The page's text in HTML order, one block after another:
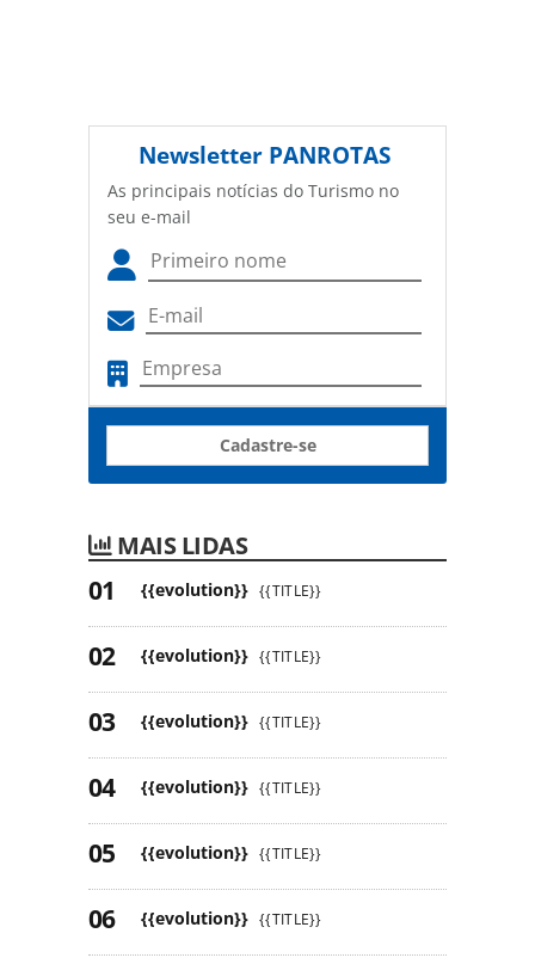
Newsletter PANROTAS
As principais notícias do Turismo no
seu e-mail
Cadastre-se
MAIS LIDAS
{{evolution}} {{TITLE}}
{{evolution}} {{TITLE}}
{{evolution}} {{TITLE}}
{{evolution}} {{TITLE}}
{{evolution}} {{TITLE}}
{{evolution}} {{TITLE}}